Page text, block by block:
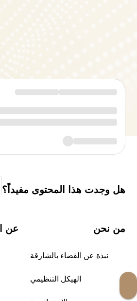
هل وجدت هذا المحتوى مفيداً؟
من نحن
نبذة عن القضاء بالشارقة
الهيكل التنظيمي
عن